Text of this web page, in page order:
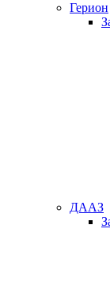
Герион
ДААЗ